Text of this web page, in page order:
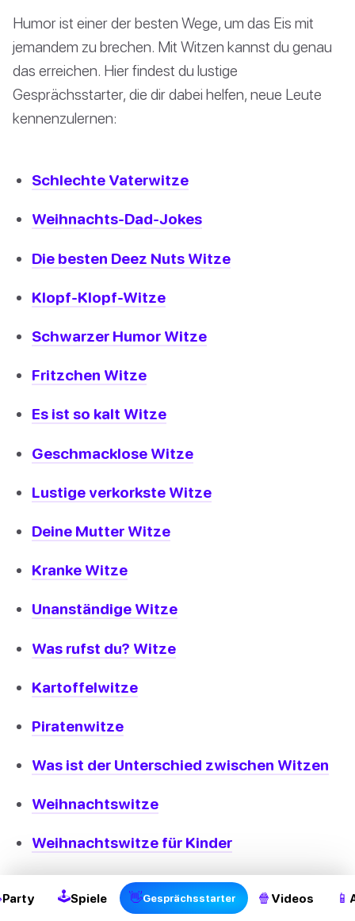
Humor ist einer der besten Wege, um das Eis mit
jemandem zu brechen. Mit Witzen kannst du genau
das erreichen. Hier findest du lustige
Gesprächsstarter, die dir dabei helfen, neue Leute
kennenzulernen:
Schlechte Vaterwitze
Weihnachts-Dad-Jokes
Die besten Deez Nuts Witze
Klopf-Klopf-Witze
Schwarzer Humor Witze
Fritzchen Witze
Es ist so kalt Witze
Geschmacklose Witze
Lustige verkorkste Witze
Deine Mutter Witze
Kranke Witze
Unanständige Witze
Was rufst du? Witze
Kartoffelwitze
Piratenwitze
Was ist der Unterschied zwischen Witzen
Weihnachtswitze
Weihnachtswitze für Kinder
Chuck Norris Witze
Party 🕹Spiele 👋Gesprächsstarter 🍿 Videos 📱